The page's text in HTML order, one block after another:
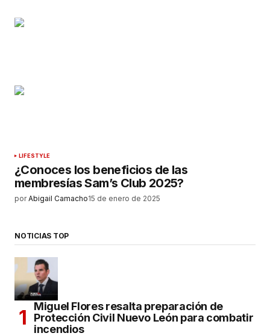
LIFESTYLE
¿Conoces los beneficios de las
membresías Sam’s Club 2025?
por Abigail Camacho15 de enero de 2025
NOTICIAS TOP
Miguel Flores resalta preparación de
Protección Civil Nuevo León para combatir
incendios